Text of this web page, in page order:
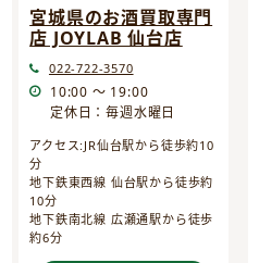
宮城県のお酒買取専門
店 JOYLAB 仙台店
022-722-3570
10:00 ～ 19:00
定休日：毎週水曜日
アクセス:JR仙台駅から徒歩約10
分
地下鉄東西線 仙台駅から徒歩約
10分
地下鉄南北線 広瀬通駅から徒歩
約6分